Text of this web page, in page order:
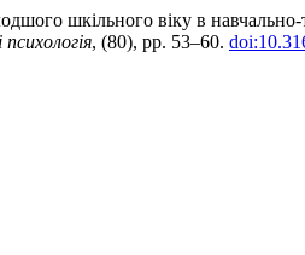
шкільного віку в навчально-
, (80), pp. 53–60.